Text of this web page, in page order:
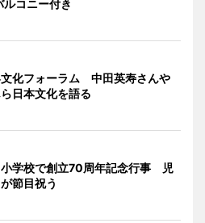
コニー付き
化フォーラム 中田英寿さんや
日本文化を語る
小学校で創立70周年記念行事 児
節目祝う